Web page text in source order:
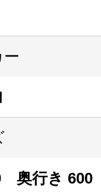
ー
奥行き